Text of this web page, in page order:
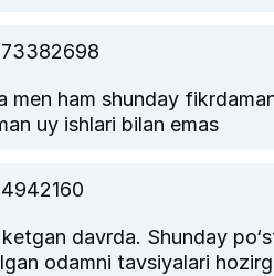
men ham shunday
uy ishlari bilan emas
davrda. Shunday
odamni tavsiyalari